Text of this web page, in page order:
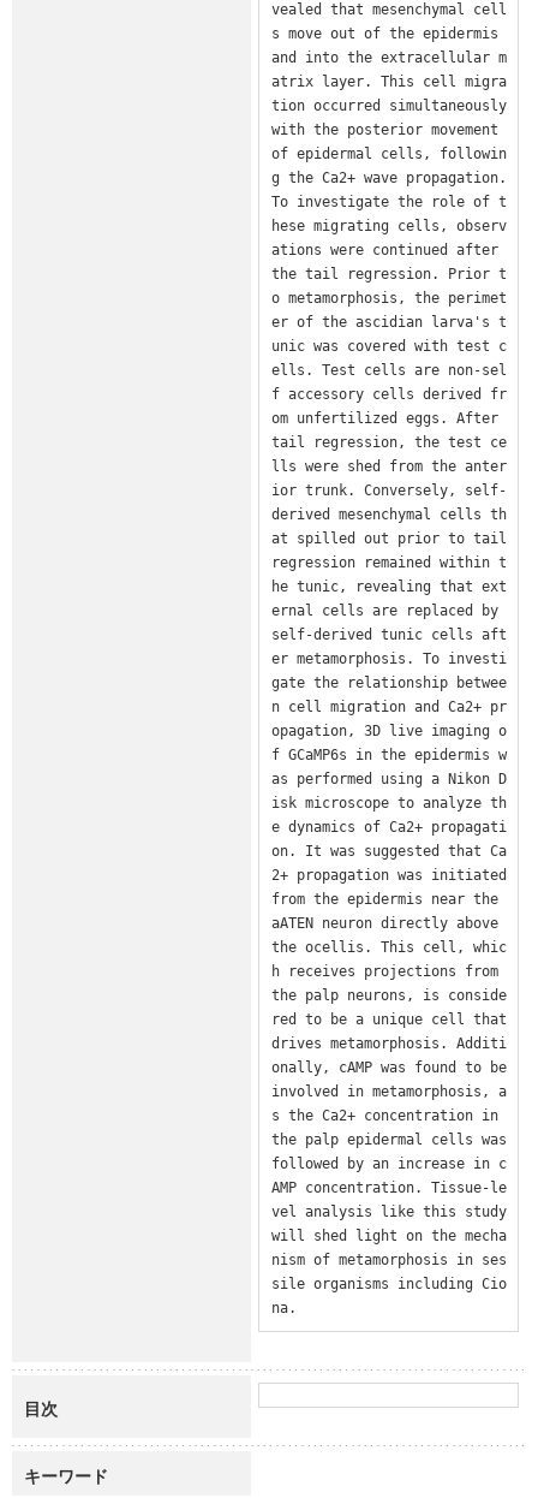
vealed that mesenchymal cell
s move out of the epidermis
and into the extracellular m
atrix layer. This cell migra
tion occurred simultaneously
with the posterior movement
of epidermal cells, followin
g the Ca2+ wave propagation.
To investigate the role of t
hese migrating cells, observ
ations were continued after
the tail regression. Prior t
o metamorphosis, the perimet
er of the ascidian larva's t
unic was covered with test c
ells. Test cells are non-sel
f accessory cells derived fr
om unfertilized eggs. After
tail regression, the test ce
lls were shed from the anter
ior trunk. Conversely, self-
derived mesenchymal cells th
at spilled out prior to tail
regression remained within t
he tunic, revealing that ext
ernal cells are replaced by
self-derived tunic cells aft
er metamorphosis. To investi
gate the relationship betwee
n cell migration and Ca2+ pr
opagation, 3D live imaging o
f GCaMP6s in the epidermis w
as performed using a Nikon D
isk microscope to analyze th
e dynamics of Ca2+ propagati
on. It was suggested that Ca
2+ propagation was initiated
from the epidermis near the
aATEN neuron directly above
the ocellis. This cell, whic
h receives projections from
the palp neurons, is conside
red to be a unique cell that
drives metamorphosis. Additi
onally, cAMP was found to be
involved in metamorphosis, a
s the Ca2+ concentration in
the palp epidermal cells was
followed by an increase in c
AMP concentration. Tissue-le
vel analysis like this study
will shed light on the mecha
nism of metamorphosis in ses
sile organisms including Cio
na.
目次
キーワード